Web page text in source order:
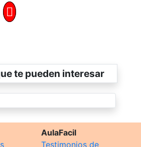
te pueden interesar
AulaFacil
Testimonios de